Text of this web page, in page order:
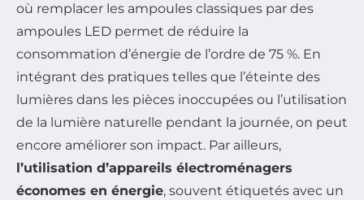
où remplacer les ampoules classiques par des
ampoules LED permet de réduire la
consommation d’énergie de l’ordre de 75 %. En
intégrant des pratiques telles que l’éteinte des
lumières dans les pièces inoccupées ou l’utilisation
de la lumière naturelle pendant la journée, on peut
encore améliorer son impact. Par ailleurs,
l’utilisation d’appareils électroménagers
économes en énergie, souvent étiquetés avec un